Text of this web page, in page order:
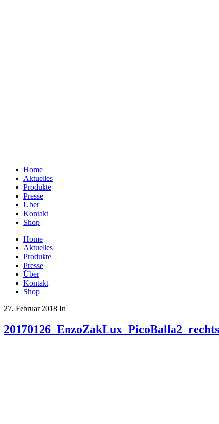
Home
Aktuelles
Produkte
Presse
Über
Kontakt
Shop
Home
Aktuelles
Produkte
Presse
Über
Kontakt
Shop
27. Februar 2018 In
20170126_EnzoZakLux_PicoBalla2_rechts